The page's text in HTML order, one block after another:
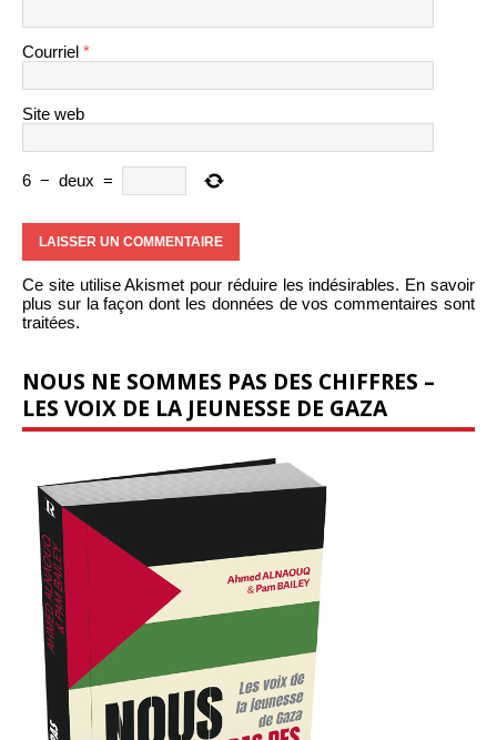
Courriel *
Site web
6 − deux =
Ce site utilise Akismet pour réduire les indésirables. En savoir
plus sur la façon dont les données de vos commentaires sont
traitées.
NOUS NE SOMMES PAS DES CHIFFRES –
LES VOIX DE LA JEUNESSE DE GAZA